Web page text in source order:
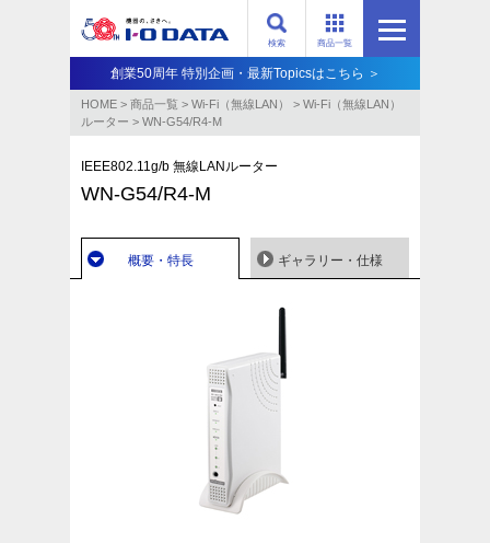
商品一覧
検索
創業50周年 特別企画・最新Topicsはこちら ＞
HOME > 商品一覧 > Wi-Fi（無線LAN） > Wi-Fi（無線LAN）
ルーター > WN-G54/R4-M
IEEE802.11g/b 無線LANルーター
WN-G54/R4-M
概要・特長 ギャラリー・仕様